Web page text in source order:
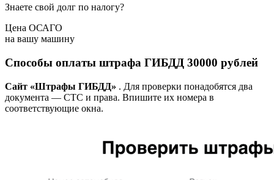
Знаете свой долг по налогу?
Цена ОСАГО
на вашу машину
Способы оплаты штрафа ГИБДД 30000 рублей
Сайт «Штрафы ГИБДД» . Для проверки понадобятся два
документа — СТС и права. Впишите их номера в
соответствующие окна.